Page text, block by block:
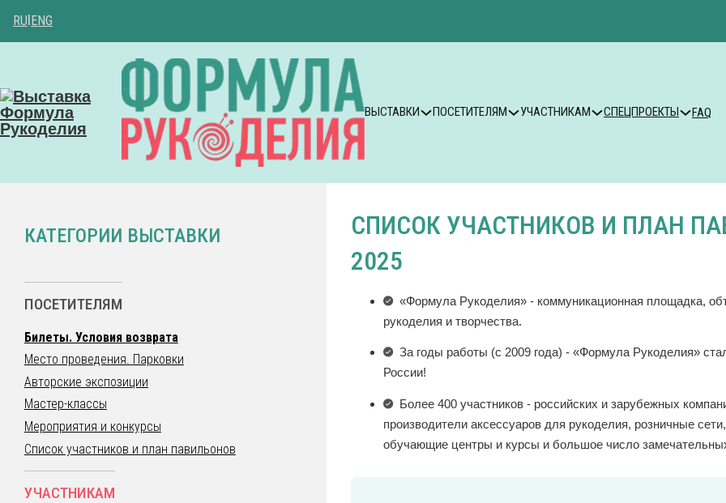
RU ENG
ВЫСТАВКИ ПОСЕТИТЕЛЯМ УЧАСТНИКАМ СПЕЦПРОЕКТЫ FAQ
КАТЕГОРИИ ВЫСТАВКИ
ПОСЕТИТЕЛЯМ
Билеты. Условия возврата
Место проведения. Парковки
Авторские экспозиции
Мастер-классы
Мероприятия и конкурсы
Список участников и план павильонов
УЧАСТНИКАМ
СПИСОК УЧАСТНИКОВ И ПЛАН
2025
«Формула Рукоделия» - коммуникационная площадка,
рукоделия и творчества.
За годы работы (с 2009 года) - «Формула Рукоделия»
России!
Более 400 участников - российских и зарубежных
производители аксессуаров для рукоделия, розничные
обучающие центры и курсы и большое число